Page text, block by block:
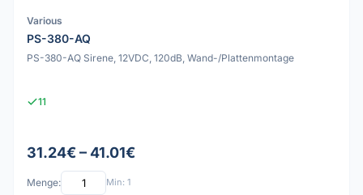
Various
PS-380-AQ
PS-380-AQ Sirene, 12VDC, 120dB, Wand-/Plattenmontage
11
31.24€ – 41.01€
Menge: Min: 1